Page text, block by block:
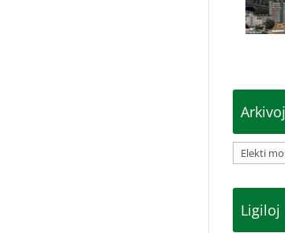
Arkivoj
Arkivoj
Ligiloj